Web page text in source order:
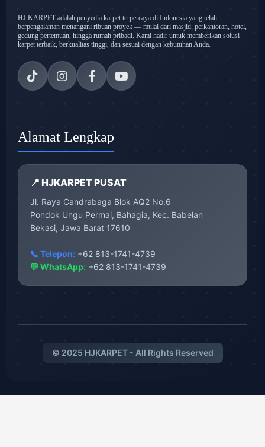
HJ KARPET adalah penyedia karpet terpercaya di Indonesia yang telah
berpengalaman menangani ribuan proyek — mulai dari masjid, perkantoran, hotel,
gedung pertemuan, hingga rumah pribadi. Kami hadir untuk memberikan solusi
karpet terbaik, berkualitas tinggi, dan sesuai dengan kebutuhan Anda.
Alamat Lengkap
📍 HJKARPET PUSAT
Jl. Raya Candrabaga Blok AQ2 No.6
Pondok Ungu Permai, Bahagia, Kec. Babelan
Bekasi, Jawa Barat 17610
📞 Telepon: +62 813-1741-4739
💬 WhatsApp: +62 813-1741-4739
© 2025 HJKARPET - All Rights Reserved